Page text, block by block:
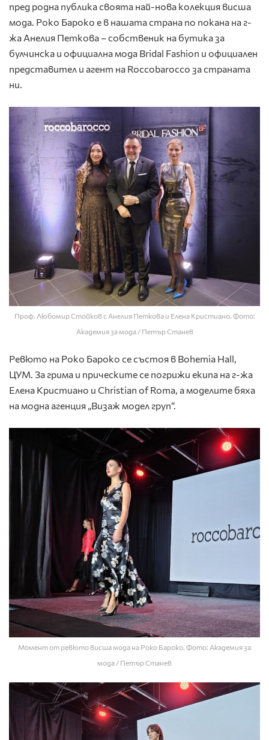
пред родна публика своята най-нова колекция висша
мода. Роко Бароко е в нашата страна по покана на г-
жа Анелия Петкова – собственик на бутика за
булчинска и официална мода Bridal Fashion и официален
представител и агент на Roccobarocco за страната
ни.
Проф. Любомир Стойков с Анелия Петкова и Елена Кристиано. Фото:
Академия за мода / Петър Станев
Ревюто на Роко Бароко се състоя в Bohemia Hall,
ЦУМ. За грима и прическите се погрижи екипа на г-жа
Елена Кристиано и Christian of Roma, а моделите бяха
на модна агенция „Визаж модел груп“.
Момент от ревюто висша мода на Роко Бароко. Фото: Академия за
мода / Петър Станев